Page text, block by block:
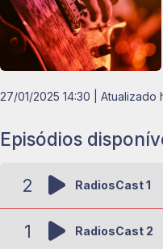
27/01/2025 14:30 | Atualizado
Episódios
2 RadiosCast 1
1 RadiosCast 2